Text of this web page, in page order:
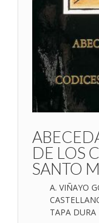
DE LOS
SANTO
A. VIÑAYO
TAPA